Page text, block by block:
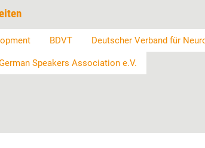
BDVT Deutscher Verband für
Speakers Association e.V.